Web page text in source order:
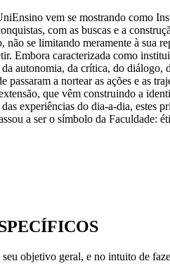
vem se mostrando como
com as buscas e a
não se limitando meramente à sua
Embora caracterizada como
autonomia, da crítica, do diálogo,
passaram a nortear as ações e as
que vêm construindo a
experiências do dia-a-dia, estes
a ser o símbolo da Faculdade:
objetivo geral, e no intuito de